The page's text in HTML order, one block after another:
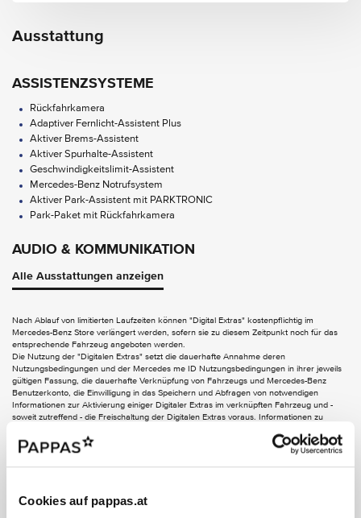
Cookies auf pappas.at
Ausstattung
ASSISTENZSYSTEME
Rückfahrkamera
Adaptiver Fernlicht-Assistent Plus
Aktiver Brems-Assistent
Aktiver Spurhalte-Assistent
Geschwindigkeitslimit-Assistent
Mercedes-Benz Notrufsystem
Aktiver Park-Assistent mit PARKTRONIC
Park-Paket mit Rückfahrkamera
AUDIO & KOMMUNIKATION
Digitales Radio
MBUX Multimediasystem
EXTERIEUR
Anhängevorrichtung mit ESP Anhängerstabilisierung
Aussenspiegel elektrisch anklappbar
Dachreling schwarz
Wärmedämmend dunkel getöntes Glas
EASY-PACK Heckklappe
INTERIEUR
Volldigitales Instrumenten-Display
Ablagefach in Mittelkonsole mit Rollo
Alle Ausstattungen anzeigen
Nach Ablauf von limitierten Laufzeiten können "Digital Extras" kostenpflichtig im
Mercedes-Benz Store verlängert werden, sofern sie zu diesem Zeitpunkt noch für das
entsprechende Fahrzeug angeboten werden.
Die Nutzung der "Digitalen Extras" setzt die dauerhafte Annahme deren
Nutzungsbedingungen und der Mercedes me ID Nutzungsbedingungen in ihrer jeweils
gültigen Fassung, die dauerhafte Verknüpfung von Fahrzeugs und Mercedes-Benz
Benutzerkonto, die Einwilligung in das Speichern und Abfragen von notwendigen
Informationen zur Aktivierung einiger Digitaler Extras im verknüpften Fahrzeug und -
soweit zutreffend - die Freischaltung der Digitalen Extras voraus. Informationen zu
finden Sie in der Datenschutzerklärung für Digitale Extras. Die Verbindung des
Kommunikationsmoduls zum Mobilfunknetz einschließlich des Notrufsystems ist von der
jeweiligen Netzabdeckung und Verfügbarkeit der Netzproviderabhängig.